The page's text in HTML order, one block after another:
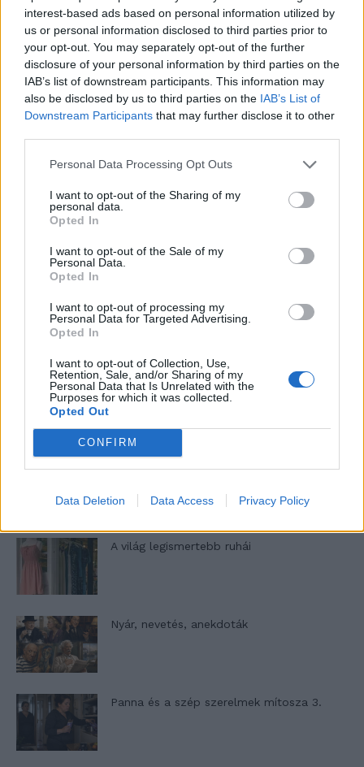
interest-based ads based on personal information utilized by
us or personal information disclosed to third parties prior to
your opt-out. You may separately opt-out of the further
disclosure of your personal information by third parties on the
IAB’s list of downstream participants. This information may
also be disclosed by us to third parties on the IAB’s List of
Downstream Participants that may further disclose it to other
Personal Data Processing Opt Outs
I want to opt-out of the Sharing of my
personal data.
Opted In
I want to opt-out of the Sale of my
Personal Data.
Opted In
I want to opt-out of processing my
Personal Data for Targeted Advertising.
Opted In
I want to opt-out of Collection, Use,
Retention, Sale, and/or Sharing of my
Personal Data that Is Unrelated with the
Purposes for which it was collected.
Opted Out
CONFIRM
Data Deletion Data Access Privacy Policy
Minka 11. rész
nőknek, amikor segítséget kérnek?
A legidegesítőbb kifejezések laza
gyűjteménye
Elyna Robbs: Adéle és az örökölt árnyak
Woody Allen megosztó zsenialitása
A világ legismertebb ruhái
Nyár, nevetés, anekdoták
Panna és a szép szerelmek mítosza 3.